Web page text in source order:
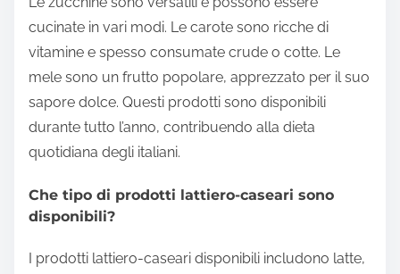
cucinate in vari modi. Le carote sono ricche di
vitamine e spesso consumate crude o cotte. Le
mele sono un frutto popolare, apprezzato per il suo
sapore dolce. Questi prodotti sono disponibili
durante tutto l’anno, contribuendo alla dieta
quotidiana degli italiani.
Che tipo di prodotti lattiero-caseari sono
disponibili?
I prodotti lattiero-caseari disponibili includono latte,